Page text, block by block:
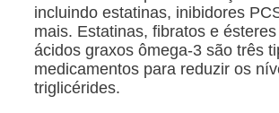
incluindo estatinas, inibidores
mais. Estatinas, fibratos e
ácidos graxos ômega-3 são três
medicamentos para reduzir os
triglicérides.